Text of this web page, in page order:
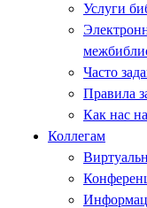
Услуги
Часто
Правила
Как нас
Коллегам